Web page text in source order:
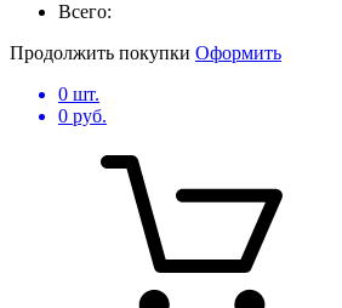
Всего:
Продолжить покупки Оформить
0 шт.
0 руб.